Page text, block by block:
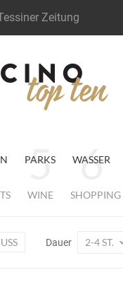
Zeitung
PARKS WASSER
WINE SHOPPING
Dauer 2-4 ST.